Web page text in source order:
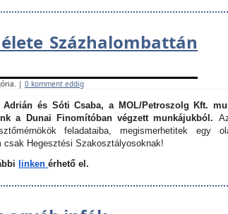
Százhalombattán
| 0 komment eddig
Adrián és Sóti Csaba, a MOL/Petroszolg Kft.
a Dunai Finomítóban végzett munkájukból.
feladataiba, megismerhetitek egy
csak Hegesztési Szakosztályosoknak!
linken érhető el.